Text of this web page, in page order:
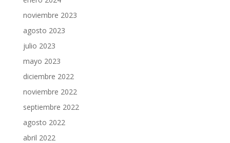
noviembre 2023
agosto 2023
julio 2023
mayo 2023
diciembre 2022
noviembre 2022
septiembre 2022
agosto 2022
abril 2022